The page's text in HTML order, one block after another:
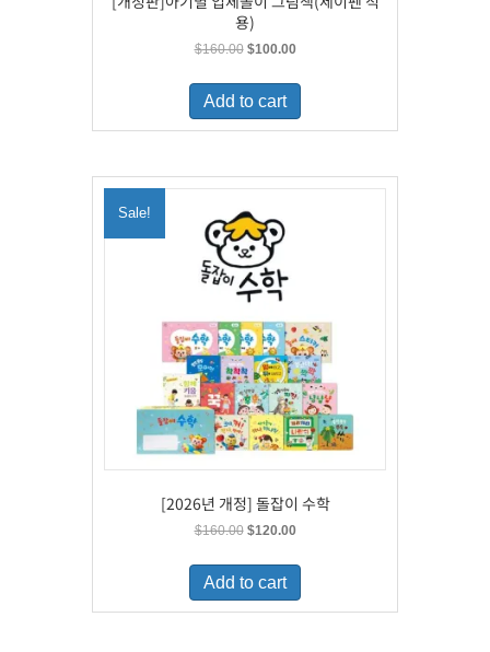
용)
$160.00 Original
was:
$160.00.
$100.00Current
is:
Add to cart
Sale!
[2026년 개정] 돌잡이 수학
$160.00 Original
was:
$160.00.
$120.00Current
is:
Add to cart